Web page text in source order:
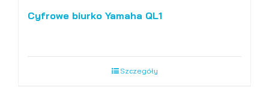
Cyfrowe biurko Yamaha QL1
Szczegóły